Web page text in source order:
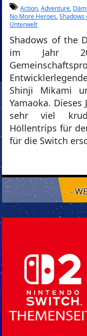
Action,Adventure,
No More Heroes,
Unterwelt
Shadows of the
im Jahr
Shinji Mikami
Yamaoka.
sehr viel
Höllentrips für
für die Switch
-